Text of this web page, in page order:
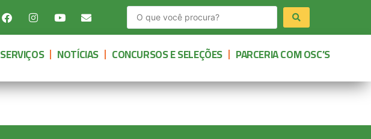
SERVIÇOS NOTÍCIAS CONCURSOS E SELEÇÕES PARCERIA COM OSC’S